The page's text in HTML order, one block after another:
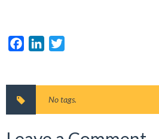
FacebookLinkedIn
No tags.